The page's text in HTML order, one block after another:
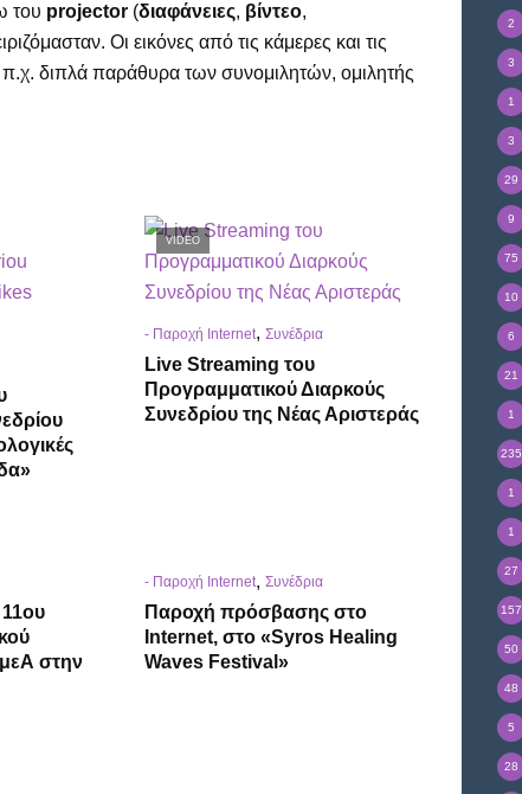
του projector (διαφάνειες, βίντεο,
Οι εικόνες από τις κάμερες και τις
π.χ. διπλά παράθυρα των συνομιλητών, ομιλητής
VIDEO
- Παροχή Internet, Συνέδρια
Live Streaming του
Προγραμματικού Διαρκούς
Συνεδρίου της Νέας Αριστεράς
στην
- Παροχή Internet, Συνέδρια
Παροχή πρόσβασης στο
Internet, στο «Syros Healing
Waves Festival»
2
3
1
3
29
9
75
10
6
21
1
235
1
1
27
157
50
48
5
28